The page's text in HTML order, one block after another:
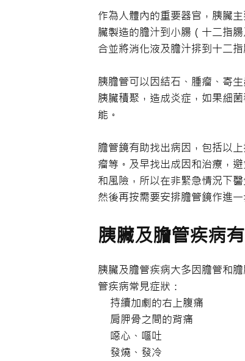
作為人體內的重要器官，胰臟
臟製造的膽汁到小腸（十二指
合並將消化液及膽汁排到十二
胰膽管可以因結石、腫瘤、寄
胰臟積聚，造成炎症，如果細
能。
膽管鏡有助找出病因，包括以
瘤等。及早找出成因和治療，
和風險，所以在非緊急情況下
然後再按需要安排膽管鏡作進一
胰臟及膽管疾病
胰臟及膽管疾病大多因膽管和
管疾病常見症狀：
持續加劇的右上腹痛
肩胛骨之間的背痛
噁心、嘔吐
發燒、發冷